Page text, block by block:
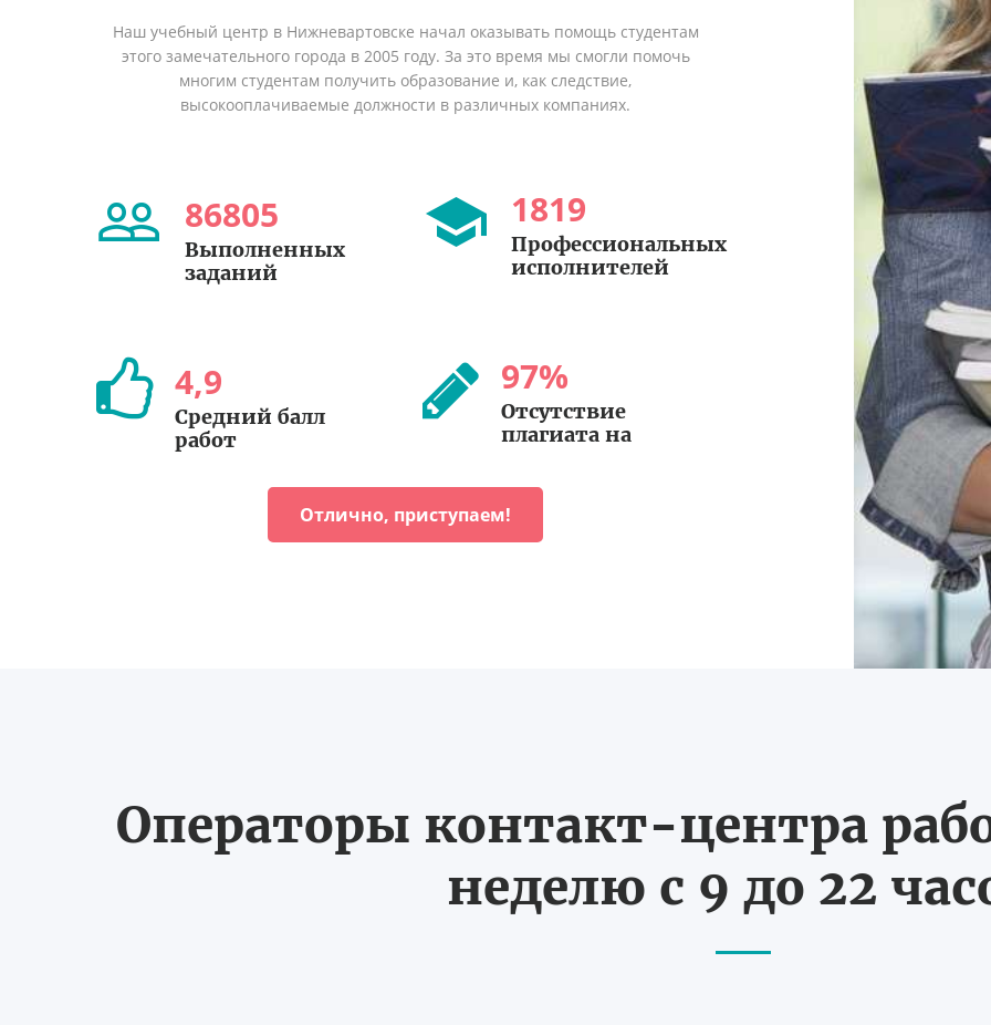
Наш учебный центр в Нижневартовске начал оказывать помощь студентам
этого замечательного города в 2005 году. За это время мы смогли помочь
многим студентам получить образование и, как следствие,
высокооплачиваемые должности в различных компаниях.
86805
Выполненных
заданий
1819
Профессиональных
исполнителей
4,9
Средний балл
работ
97%
Отсутствие
плагиата на
Отлично, приступаем!
Операторы контакт-центра
неделю с 9 до 22